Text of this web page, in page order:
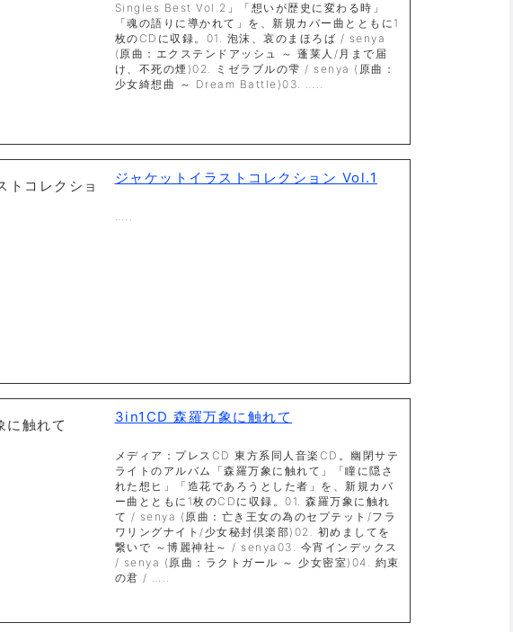
Singles Best Vol.2」「想いが歴史に変わる時」
「魂の語りに導かれて」を、新規カバー曲とともに1
枚のCDに収録。01. 泡沫、哀のまほろば / senya
(原曲：エクステンドアッシュ ～ 蓬莱人/月まで届
け、不死の煙)02. ミゼラブルの雫 / senya (原曲：
少女綺想曲 ～ Dream Battle)03. …..
ジャケットイラストコレクション Vol.1
…..
3in1CD 森羅万象に触れて
メディア：プレスCD 東方系同人音楽CD。幽閉サテ
ライトのアルバム「森羅万象に触れて」「瞳に隠さ
れた想ヒ」「造花であろうとした者」を、新規カバ
ー曲とともに1枚のCDに収録。01. 森羅万象に触れ
て / senya (原曲：亡き王女の為のセプテット/フラ
ワリングナイト/少女秘封倶楽部)02. 初めましてを
繋いで ～博麗神社～ / senya03. 今宵インデックス
/ senya (原曲：ラクトガール ～ 少女密室)04. 約束
の君 / …..